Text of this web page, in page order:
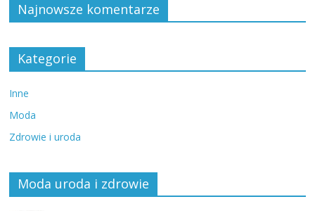
Najnowsze komentarze
Kategorie
Inne
Moda
Zdrowie i uroda
Moda uroda i zdrowie